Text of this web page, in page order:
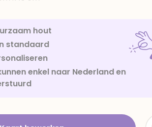
hout
standaard
enkel naar Nederland en